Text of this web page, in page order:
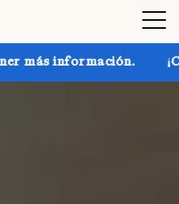
¡Consigue hasta un